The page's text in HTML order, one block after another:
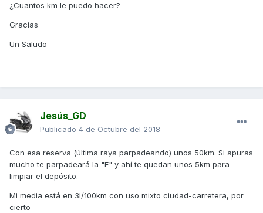
¿Cuantos km le puedo hacer?
Gracias
Un Saludo
Jesús_GD
Publicado 4 de Octubre del 2018
Con esa reserva (última raya parpadeando) unos 50km. Si apuras
mucho te parpadeará la "E" y ahí te quedan unos 5km para
limpiar el depósito.
Mi media está en 3l/100km con uso mixto ciudad-carretera, por
cierto